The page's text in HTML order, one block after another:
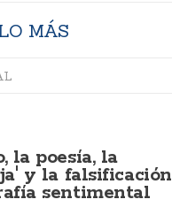
MÁS
la poesía, la
y la falsificación
sentimental